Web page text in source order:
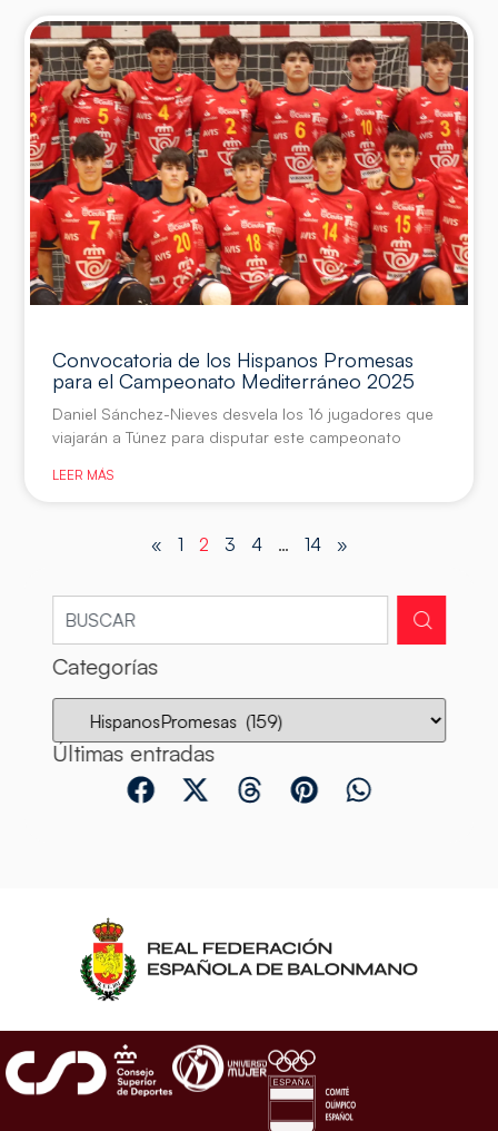
Convocatoria de los Hispanos Promesas
para el Campeonato Mediterráneo 2025
Daniel Sánchez-Nieves desvela los 16 jugadores que
viajarán a Túnez para disputar este campeonato
LEER MÁS
« 1 2 3 4 … 14 »
Categorías
Últimas entradas